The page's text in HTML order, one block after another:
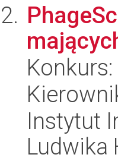
Konkurs:
Instytut
Ludwika